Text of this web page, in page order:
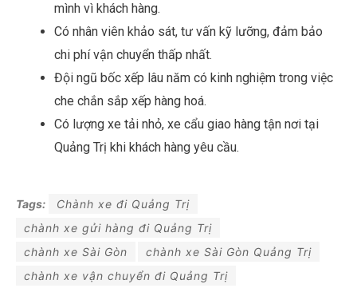
mình vì khách hàng.
Có nhân viên khảo sát, tư vấn kỹ lưỡng, đảm bảo
chi phí vận chuyển thấp nhất.
Đội ngũ bốc xếp lâu năm có kinh nghiệm trong việc
che chắn sắp xếp hàng hoá.
Có lượng xe tải nhỏ, xe cẩu giao hàng tận nơi tại
Quảng Trị khi khách hàng yêu cầu.
Tags:
Chành xe đi Quảng Trị
chành xe gửi hàng đi Quảng Trị
chành xe Sài Gòn
chành xe Sài Gòn Quảng Trị
chành xe vận chuyển đi Quảng Trị